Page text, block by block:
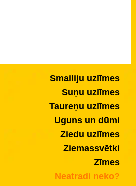
Smailiju uzlīmes
Suņu uzlīmes
Taureņu uzlīmes
Uguns un dūmi
Ziedu uzlīmes
Ziemassvētki
Zīmes
Neatradi neko?